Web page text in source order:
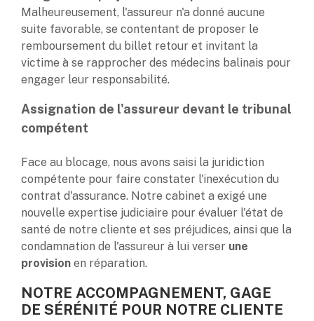
Malheureusement, l'assureur n'a donné aucune
suite favorable, se contentant de proposer le
remboursement du billet retour et invitant la
victime à se rapprocher des médecins balinais pour
engager leur responsabilité.
Assignation de l'assureur devant le tribunal
compétent
Face au blocage, nous avons saisi la juridiction
compétente pour faire constater l'inexécution du
contrat d'assurance. Notre cabinet a exigé une
nouvelle expertise judiciaire pour évaluer l'état de
santé de notre cliente et ses préjudices, ainsi que la
condamnation de l'assureur à lui verser une
provision en réparation.
NOTRE ACCOMPAGNEMENT, GAGE
DE SÉRÉNITÉ POUR NOTRE CLIENTE